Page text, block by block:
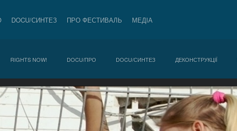
DOCU/СИНТЕЗ ПРО ФЕСТИВАЛЬ МЕДІА
RIGHTS NOW! DOCU/ПРО DOCU/СИНТЕЗ ДЕКОНСТРУКЦІЇ